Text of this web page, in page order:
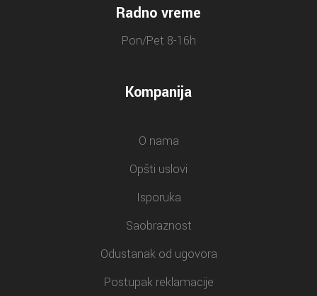
Radno vreme
Pon/Pet 8-16h
Kompanija
O nama
Opšti uslovi
Isporuka
Saobraznost
Odustanak od ugovora
Postupak reklamacije